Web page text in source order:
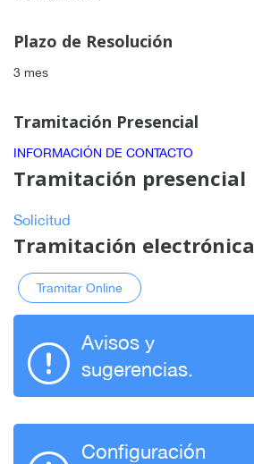
Plazo de Resolución
3 mes
Tramitación Presencial
INFORMACIÓN DE CONTACTO
Tramitación presencial
Solicitud
Tramitación electrónica
Tramitar Online
Avisos y
sugerencias.
Configuración